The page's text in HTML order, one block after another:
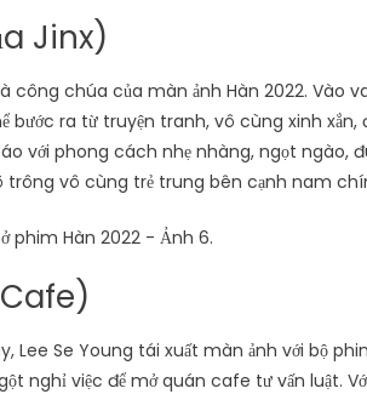
Jinx)
chúa của màn ảnh Hàn 2022. Vào
bước ra từ truyện tranh, vô cùng xinh xắn,
với phong cách nhẹ nhàng, ngọt ngào,
trông vô cùng trẻ trung bên cạnh nam
Lee Se Young tái xuất màn ảnh với bộ
nghỉ việc để mở quán cafe tư vấn luật.